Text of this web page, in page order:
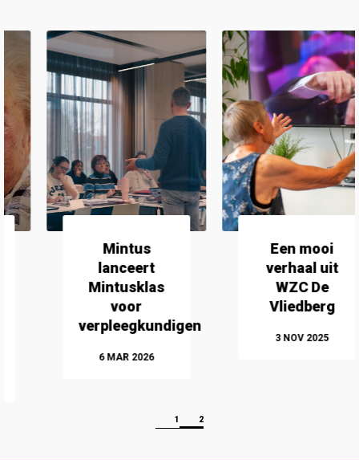
Mintus
lanceert
Mintusklas
verpleegkundigen
2026
Een mooi
verhaal uit
WZC De
Vliedberg
2025
1 2